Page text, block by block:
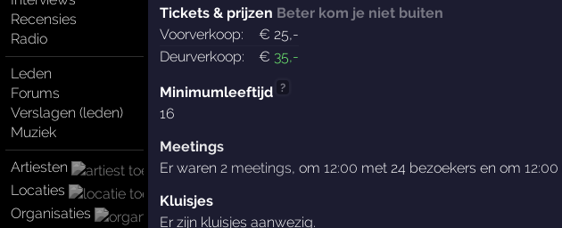
Recensies
Radio
Leden
Forums
Verslagen (leden)
Muziek
Artiesten
Locaties
Organisaties
Tickets & prijzen Beter kom je niet buiten
Voorverkoop:
€ 25,-
Deurverkoop:
€ 35,-
Minimumleeftijd ?
16
Meetings
Er waren 2 meetings, om 12:00 met 24 bezoekers en om 12:00
Kluisjes
Er zijn kluisjes aanwezig.